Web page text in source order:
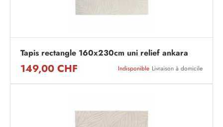
Tapis rectangle 160x230cm uni relief ankara
149,00 CHF Indisponible Livraison à domicile